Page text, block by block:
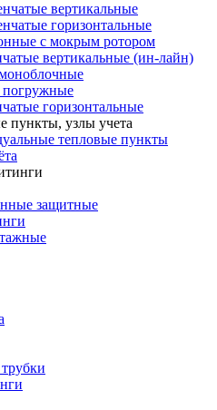
вертикальные
горизонтальные
с мокрым ротором
вертикальные (ин-лайн)
горизонтальные
пункты, узлы учета
тепловые пункты
защитные